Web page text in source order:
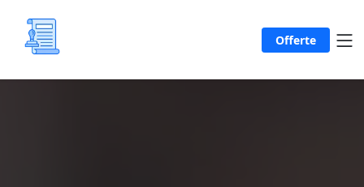
Offerte